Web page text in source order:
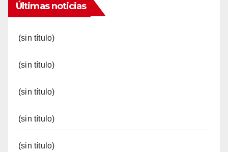
Últimas noticias
(sin título)
(sin título)
(sin título)
(sin título)
(sin título)